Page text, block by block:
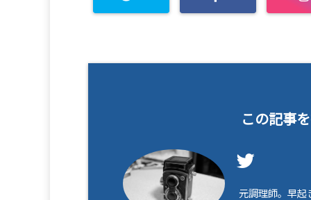
この記事
元調理師。早起